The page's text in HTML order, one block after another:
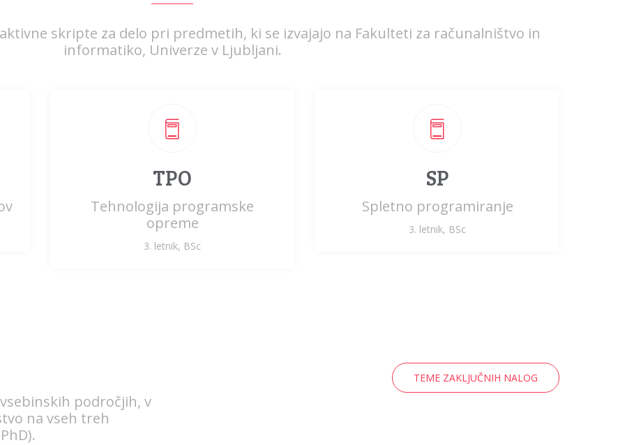
skripte za delo pri predmetih, ki se izvajajo na Fakulteti za računalništvo in
informatiko, Univerze v Ljubljani.
TPO
Tehnologija programske
opreme
3. letnik, BSc
SP
Spletno programiranje
3. letnik, BSc
področjih, v
na vseh treh
TEME ZAKLJUČNIH NALOG